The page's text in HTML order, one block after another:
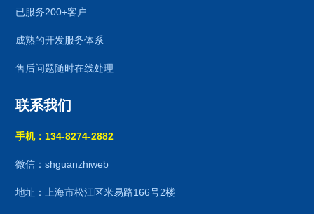
已服务200+客户
成熟的开发服务体系
售后问题随时在线处理
联系我们
手机：134-8274-2882
微信：shguanzhiweb
地址：上海市松江区米易路166号2楼